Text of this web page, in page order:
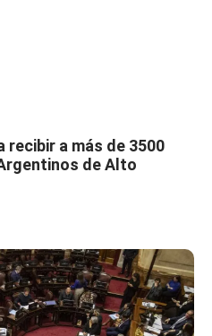
recibir a más de 3500
de Alto